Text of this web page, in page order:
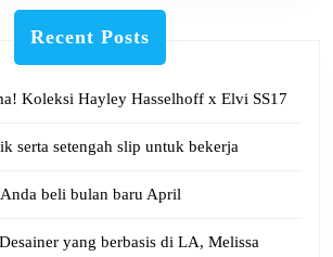
Recent Posts
Koleksi Hayley Hasselhoff x Elvi SS17
serta setengah slip untuk bekerja
beli bulan baru April
yang berbasis di LA, Melissa